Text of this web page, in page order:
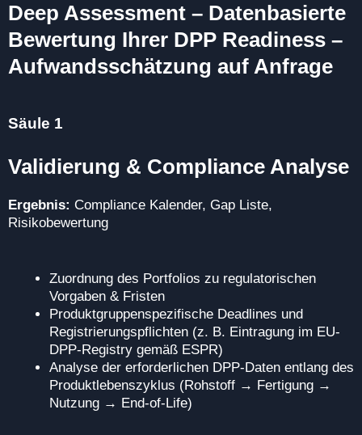
Deep Assessment – Datenbasierte
Bewertung Ihrer DPP Readiness –
Aufwandsschätzung auf Anfrage
Säule 1
Validierung & Compliance Analyse
Ergebnis: Compliance Kalender, Gap Liste,
Risikobewertung
Zuordnung des Portfolios zu regulatorischen
Vorgaben & Fristen
Produktgruppenspezifische Deadlines und
Registrierungspflichten (z. B. Eintragung im EU-
DPP-Registry gemäß ESPR)
Analyse der erforderlichen DPP-Daten entlang des
Produktlebenszyklus (Rohstoff → Fertigung →
Nutzung → End-of-Life)